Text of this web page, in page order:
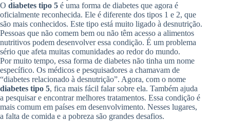
O diabetes tipo 5 é uma forma de diabetes que agora é
oficialmente reconhecida. Ele é diferente dos tipos 1 e 2, que
são mais conhecidos. Este tipo está muito ligado à desnutrição.
Pessoas que não comem bem ou não têm acesso a alimentos
nutritivos podem desenvolver essa condição. É um problema
sério que afeta muitas comunidades ao redor do mundo.
Por muito tempo, essa forma de diabetes não tinha um nome
específico. Os médicos e pesquisadores a chamavam de
“diabetes relacionado à desnutrição”. Agora, com o nome
diabetes tipo 5, fica mais fácil falar sobre ela. Também ajuda
a pesquisar e encontrar melhores tratamentos. Essa condição é
mais comum em países em desenvolvimento. Nesses lugares,
a falta de comida e a pobreza são grandes desafios.